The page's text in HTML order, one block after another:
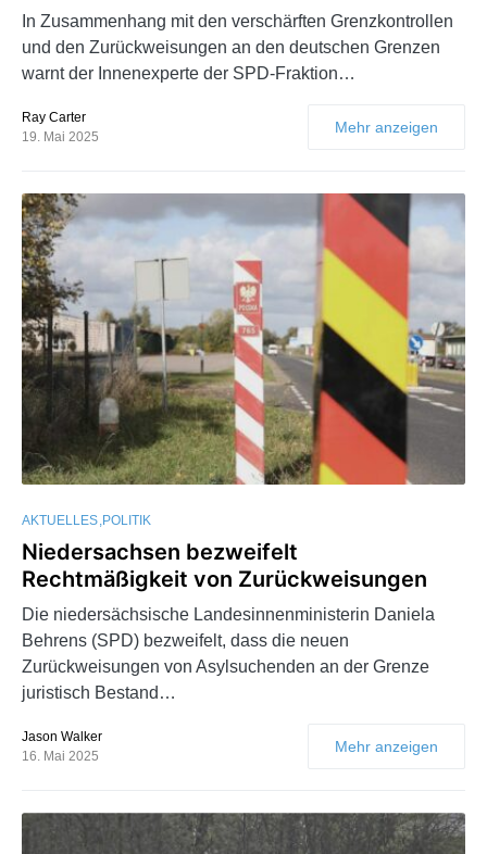
In Zusammenhang mit den verschärften Grenzkontrollen
und den Zurückweisungen an den deutschen Grenzen
warnt der Innenexperte der SPD-Fraktion…
Ray Carter
19. Mai 2025
Mehr anzeigen
AKTUELLES POLITIK
Niedersachsen bezweifelt
Rechtmäßigkeit von Zurückweisungen
Die niedersächsische Landesinnenministerin Daniela
Behrens (SPD) bezweifelt, dass die neuen
Zurückweisungen von Asylsuchenden an der Grenze
juristisch Bestand…
Jason Walker
16. Mai 2025
Mehr anzeigen